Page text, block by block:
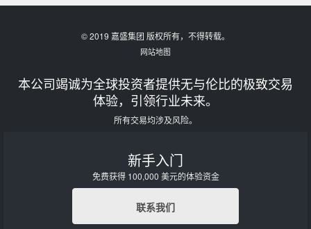
© 2019 嘉盛集团 版权所有，不得转载。
网站地图
本公司竭诚为全球投资者提供无与伦比的极致交易
体验，引领行业未来。
所有交易均涉及风险。
新手入门
免费获得 100,000 美元的体验资金
联系我们